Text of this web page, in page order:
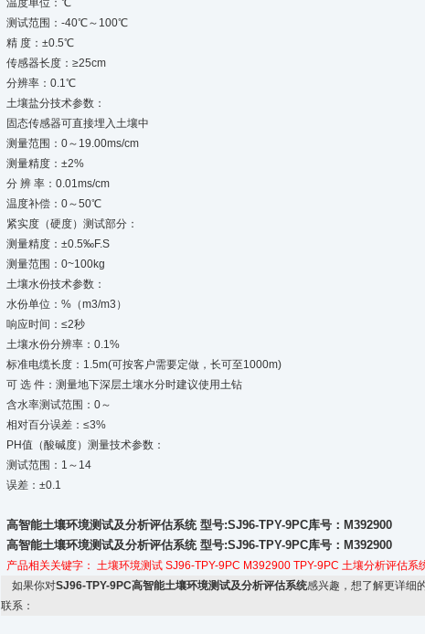
温度单位：℃
测试范围：-40℃～100℃
精 度：±0.5℃
传感器长度：≥25cm
分辨率：0.1℃
土壤盐分技术参数：
固态传感器可直接埋入土壤中
测量范围：0～19.00ms/cm
测量精度：±2%
分 辨 率：0.01ms/cm
温度补偿：0～50℃
紧实度（硬度）测试部分：
测量精度：±0.5‰F.S
测量范围：0~100kg
土壤水份技术参数：
水份单位：%（m3/m3）
响应时间：≤2秒
土壤水份分辨率：0.1%
标准电缆长度：1.5m(可按客户需要定做，长可至1000m)
可 选 件：测量地下深层土壤水分时建议使用土钻
含水率测试范围：0～
相对百分误差：≤3%
PH值（酸碱度）测量技术参数：
测试范围：1～14
误差：±0.1
高智能土壤环境测试及分析评估系统 型号:SJ96-TPY-9PC库号：M392900
高智能土壤环境测试及分析评估系统 型号:SJ96-TPY-9PC库号：M392900
产品相关关键字： 土壤环境测试 SJ96-TPY-9PC M392900 TPY-9PC 土壤分析评估系
如果你对SJ96-TPY-9PC高智能土壤环境测试及分析评估系统感兴趣，想了解更详细
联系：